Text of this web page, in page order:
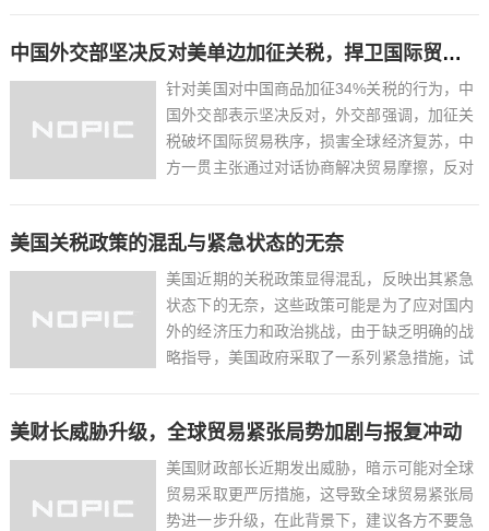
发展，美财长呼吁各方保持克制，避免采取损
害全球经济稳定的行动...
中国外交部坚决反对美单边加征关税，捍卫国际贸易秩序
针对美国对中国商品加征34%关税的行为，中
国外交部表示坚决反对，外交部强调，加征关
税破坏国际贸易秩序，损害全球经济复苏，中
方一贯主张通过对话协商解决贸易摩擦，反对
过合作而非对抗解决分歧，双方应共同维护多
边贸易体系，推动世...
美国关税政策的混乱与紧急状态的无奈
美国近期的关税政策显得混乱，反映出其紧急
状态下的无奈，这些政策可能是为了应对国内
外的经济压力和政治挑战，由于缺乏明确的战
略指导，美国政府采取了一系列紧急措施，试
贸易紧张局势升级，美国的这种做法不仅损害
了其国际形象，也给全...
美财长威胁升级，全球贸易紧张局势加剧与报复冲动
美国财政部长近期发出威胁，暗示可能对全球
贸易采取更严厉措施，这导致全球贸易紧张局
势进一步升级，在此背景下，建议各方不要急